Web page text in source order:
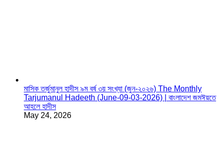
মাসিক তর্জুমানুল হাদীস ৯ম বর্ষ ৩য় সংখ্যা (জুন-২০২৬) The Monthly
Tarjumanul Hadeeth (June-09-03-2026) | বাংলাদেশ জমঈয়তে
আহলে হাদীস
May 24, 2026